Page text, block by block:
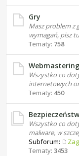
Gry
Masz problem z
wymagań, pisz
Tematy: 758
Wszystko co
internetowych
Tematy: 450
Wszystko co
malware, w
Subforum:
Tematy: 3453